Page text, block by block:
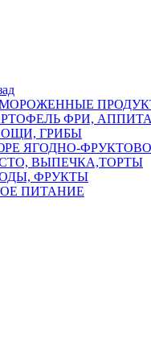
ФРИ,
ГРИБЫ
ЯГОДНО-
ВЫПЕЧКА,ТОРТЫ
ФРУКТЫ
ПИТАНИЕ